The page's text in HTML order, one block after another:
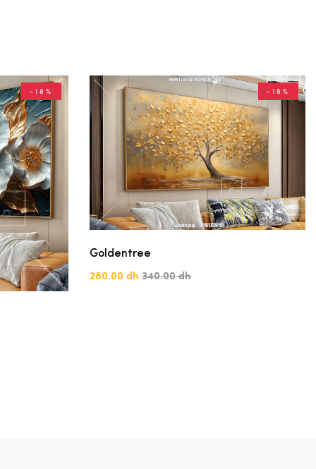
-18% -18%
Goldentree
280.00 dh 340.00 dh